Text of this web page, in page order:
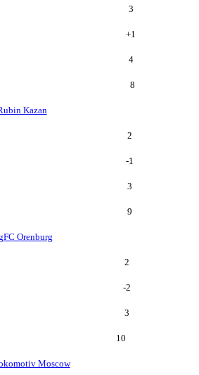
3
+1
4
8
Kazan
2
-1
3
9
FC Orenburg
2
-2
3
10
Moscow